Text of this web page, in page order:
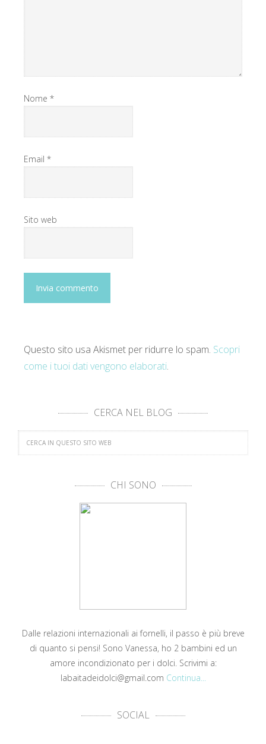
Nome *
Email *
Sito web
Questo sito usa Akismet per ridurre lo spam. Scopri
come i tuoi dati vengono elaborati.
CERCA NEL BLOG
CHI SONO
Dalle relazioni internazionali ai fornelli, il passo è più breve
di quanto si pensi! Sono Vanessa, ho 2 bambini ed un
amore incondizionato per i dolci. Scrivimi a:
labaitadeidolci@gmail.com Continua...
SOCIAL